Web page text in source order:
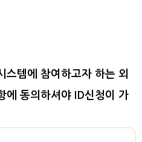
스템에 참여하고자 하는 외
에 동의하셔야 ID신청이 가